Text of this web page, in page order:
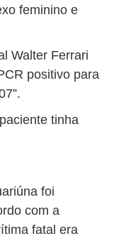
feminino e
Walter Ferrari
positivo para
tinha
foi
com a
fatal era